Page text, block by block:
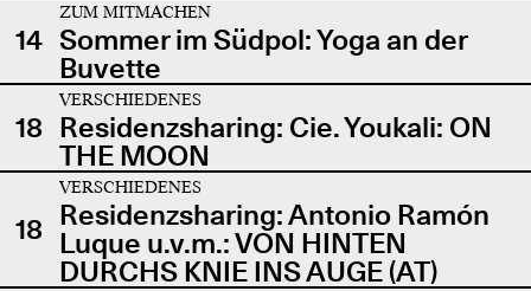
14
ZUM MITMACHEN
Sommer im Südpol: Yoga an der
Buvette
18
VERSCHIEDENES
Residenzsharing: Cie. Youkali: ON
THE MOON
18
VERSCHIEDENES
Residenzsharing: Antonio Ramón
Luque u.v.m.: VON HINTEN
DURCHS KNIE INS AUGE (AT)